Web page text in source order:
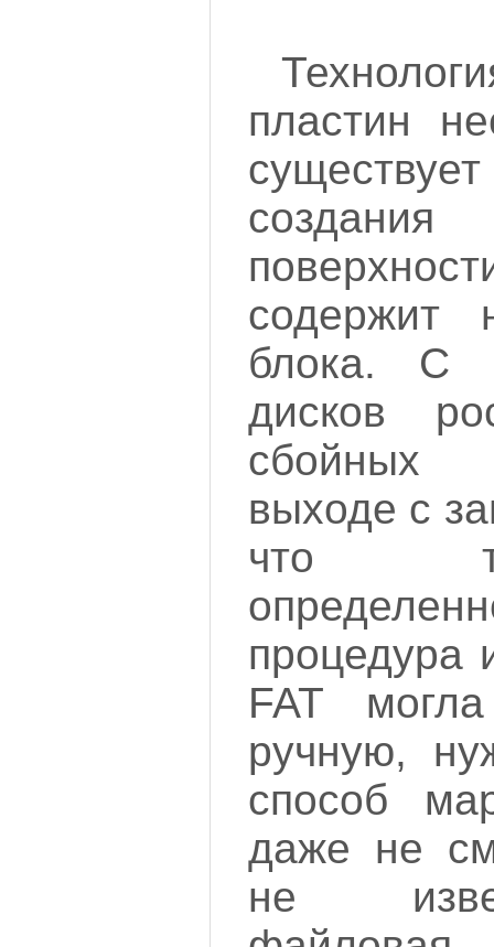
пластин
содержит
блока. С
дисков
сбойных
выходе с
что
процедура
FAT
ручную,
способ
даже не
не